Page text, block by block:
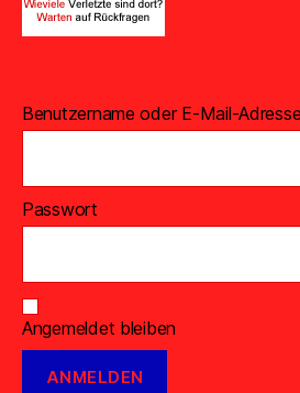
Benutzername oder E-Mail-Adresse
Passwort
Angemeldet bleiben